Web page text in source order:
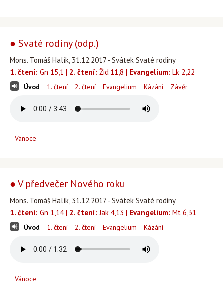
● Svaté rodiny (odp.)
Mons. Tomáš Halík, 31.12.2017 - Svátek Svaté rodiny
1. čtení: Gn 15,1 | 2. čtení: Žid 11,8 | Evangelium: Lk 2,22
Úvod 1. čtení 2. čtení Evangelium Kázání Závěr
Vánoce
● V předvečer Nového roku
Mons. Tomáš Halík, 31.12.2017 - Svátek Svaté rodiny
1. čtení: Gn 1,14 | 2. čtení: Jak 4,13 | Evangelium: Mt 6,31
Úvod 1. čtení 2. čtení Evangelium Kázání
Vánoce